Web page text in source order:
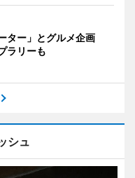
ター」とグルメ企画
ラリーも
シュ